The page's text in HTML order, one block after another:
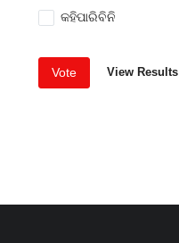
କହିପାରିବିନି
Vote View Results